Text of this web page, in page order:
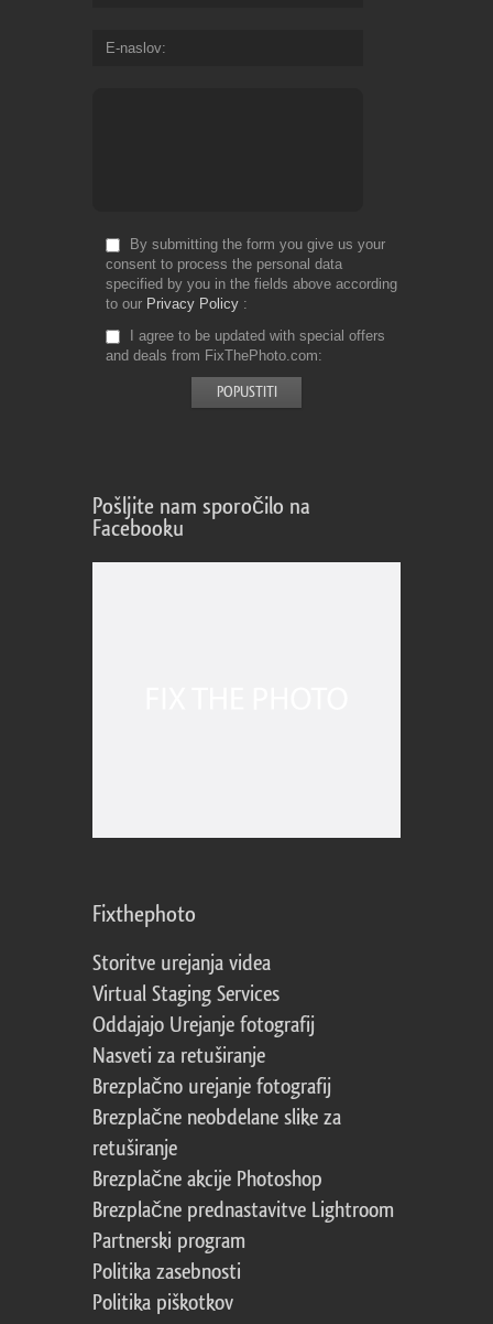
E-naslov
By submitting the form you give us your
consent to process the personal data
specified by you in the fields above according
to our Privacy Policy
I agree to be updated with special offers
and deals from FixThePhoto.com
Pošljite nam sporočilo na
Facebooku
Fixthephoto
Storitve urejanja videa
Virtual Staging Services
Oddajajo Urejanje fotografij
Nasveti za retuširanje
Brezplačno urejanje fotografij
Brezplačne neobdelane slike za
retuširanje
Brezplačne akcije Photoshop
Brezplačne prednastavitve Lightroom
Partnerski program
Politika zasebnosti
Politika piškotkov